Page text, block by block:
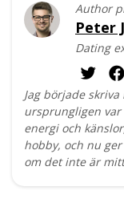
Author
Peter
Dating
Jag började
ursprungligen
energi och
hobby, och nu
om det inte är